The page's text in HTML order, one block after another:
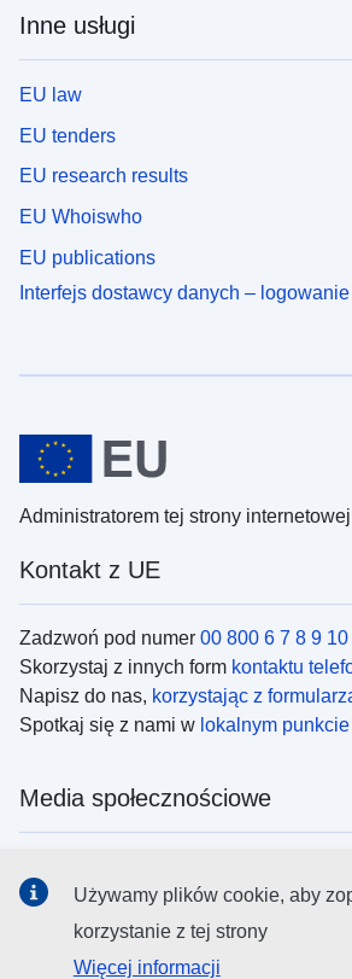
Inne usługi
EU law
EU tenders
EU research results
EU Whoiswho
EU publications
Interfejs dostawcy danych – logowanie
Administratorem tej strony
Kontakt z UE
Zadzwoń pod numer 00 800 6 7 8 9 10
Skorzystaj z innych form kontaktu
Napisz do nas, korzystając z
Spotkaj się z nami w lokalnym
Media społecznościowe
Instytucje i organy UE
Używamy plików cookie, aby
korzystanie z tej strony
Więcej informacji